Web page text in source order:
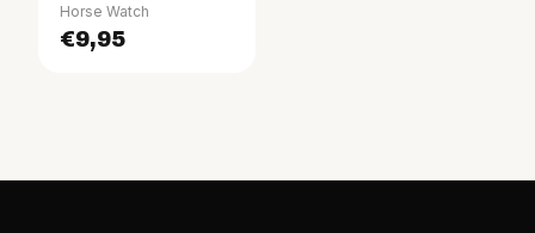
Horse Watch
€9,95